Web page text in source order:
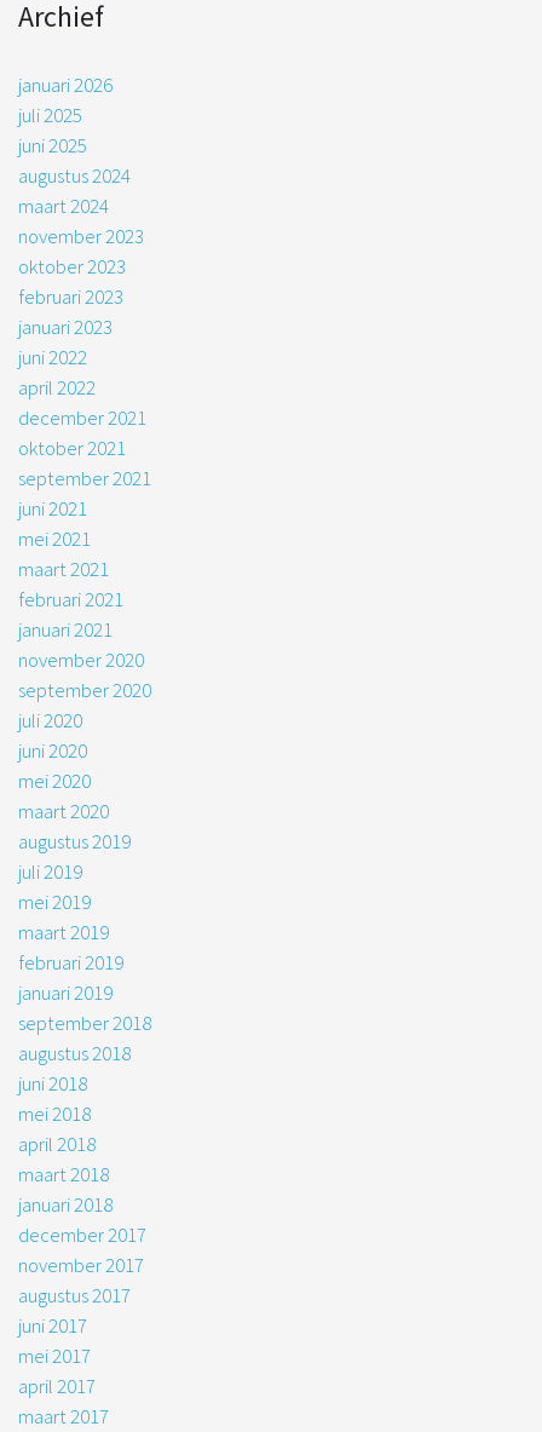
Archief
januari 2026
juli 2025
juni 2025
augustus 2024
maart 2024
november 2023
oktober 2023
februari 2023
januari 2023
juni 2022
april 2022
december 2021
oktober 2021
september 2021
juni 2021
mei 2021
maart 2021
februari 2021
januari 2021
november 2020
september 2020
juli 2020
juni 2020
mei 2020
maart 2020
augustus 2019
juli 2019
mei 2019
maart 2019
februari 2019
januari 2019
september 2018
augustus 2018
juni 2018
mei 2018
april 2018
maart 2018
januari 2018
december 2017
november 2017
augustus 2017
juni 2017
mei 2017
april 2017
maart 2017